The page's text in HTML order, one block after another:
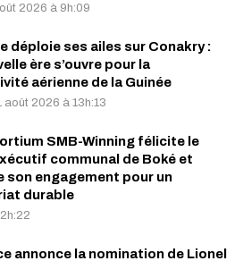
2026 à 9h:09
déploie ses ailes sur Conakry :
ère s’ouvre pour la
aérienne de la Guinée
août 2026 à 13h:13
SMB-Winning félicite le
communal de Boké et
son engagement pour un
durable
annonce la nomination de Lionel